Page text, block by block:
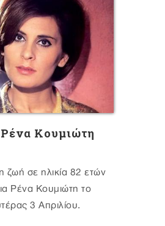
Κουμιώτη
ζωή σε ηλικία 82 ετών
Ρένα Κουμιώτη το
3 Απριλίου.